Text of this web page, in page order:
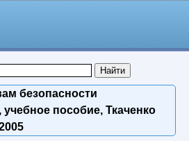
безопасности
пособие, Ткаченко